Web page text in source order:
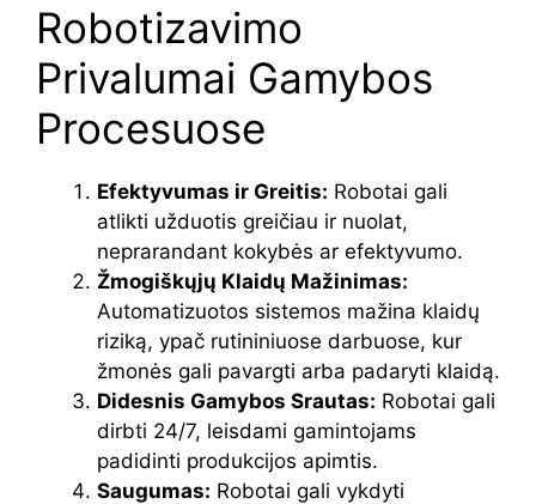
Robotizavimo
Privalumai Gamybos
Procesuose
Efektyvumas ir Greitis: Robotai gali
atlikti užduotis greičiau ir nuolat,
neprarandant kokybės ar efektyvumo.
Žmogiškųjų Klaidų Mažinimas:
Automatizuotos sistemos mažina klaidų
riziką, ypač rutininiuose darbuose, kur
žmonės gali pavargti arba padaryti klaidą.
Didesnis Gamybos Srautas: Robotai gali
dirbti 24/7, leisdami gamintojams
padidinti produkcijos apimtis.
Saugumas: Robotai gali vykdyti